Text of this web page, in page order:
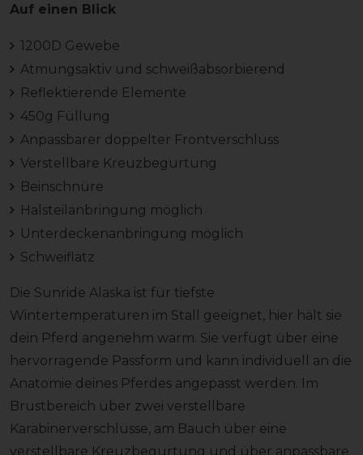
Auf einen Blick
1200D Gewebe
Atmungsaktiv und schweißabsorbierend
Reflektierende Elemente
450g Füllung
Anpassbarer doppelter Frontverschluss
Verstellbare Kreuzbegurtung
Beinschnüre
Halsteilanbringung möglich
Unterdeckenanbringung möglich
Schweiflatz
Die Sunride Alaska ist für tiefste
Wintertemperaturen im Stall geeignet, hier hält sie
dein Pferd angenehm warm. Sie verfügt über eine
hervorragende Passform und kann individuell an die
Anatomie deines Pferdes angepasst werden. Im
Brustbereich über zwei verstellbare
Karabinerverschlüsse, am Bauch über eine
verstellbare Kreuzbegurtung und über anpassbare